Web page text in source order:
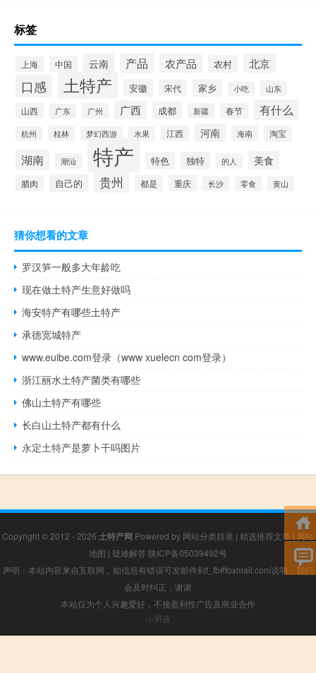
标签
上海 中国 云南 产品 农产品 农村 北京
口感 土特产 安徽 宋代 家乡 小吃 山东
山西 广东 广州 广西 成都 新疆 春节 有什么
杭州 桂林 梦幻西游 水果 江西 河南 海南 淘宝
湖南 潮汕 特产 特色 独特 的人 美食
腊肉 自己的 贵州 都是 重庆 长沙 零食 黄山
猜你想看的文章
罗汉笋一般多大年龄吃
现在做土特产生意好做吗
海安特产有哪些土特产
承德宽城特产
www.euibe.com登录（www xuelecn com登录）
浙江丽水土特产菌类有哪些
佛山土特产有哪些
长白山土特产都有什么
永定土特产是萝卜干吗图片
Copyright © 2012 - 2026 土特产网 Powered by 网站分类目录 | 精选推荐文章 | 网站
地图 | 疑难解答 陕ICP备05039492号
声明：本站内容来自互联网，如信息有错误可发邮件到f_fb#foxmail.com说明，我们
会及时纠正，谢谢
本站仅为个人兴趣爱好，不接盈利性广告及商业合作
小男孩